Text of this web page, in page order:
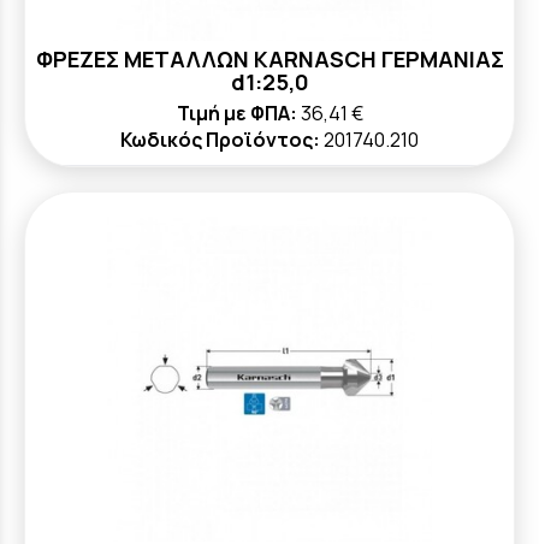
ΦΡΕΖΕΣ ΜΕΤΑΛΛΩΝ KARNASCH ΓΕΡΜΑΝΙΑΣ
d1:25,0
Τιμή με ΦΠΑ: 36,41 €
Κωδικός Προϊόντος: 201740.210